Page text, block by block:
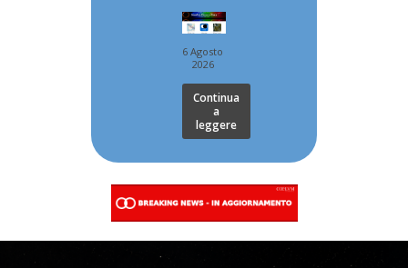
6 Agosto
2026
Continua
a
leggere